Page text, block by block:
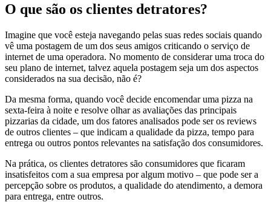
O que são os clientes detratores?
Imagine que você esteja navegando pelas suas redes sociais quando
vê uma postagem de um dos seus amigos criticando o serviço de
internet de uma operadora. No momento de considerar uma troca do
seu plano de internet, talvez aquela postagem seja um dos aspectos
considerados na sua decisão, não é?
Da mesma forma, quando você decide encomendar uma pizza na
sexta-feira à noite e resolve olhar as avaliações das principais
pizzarias da cidade, um dos fatores analisados pode ser os reviews
de outros clientes – que indicam a qualidade da pizza, tempo para
entrega ou outros pontos relevantes na satisfação dos consumidores.
Na prática, os clientes detratores são consumidores que ficaram
insatisfeitos com a sua empresa por algum motivo – que pode ser a
percepção sobre os produtos, a qualidade do atendimento, a demora
para entrega, entre outros.